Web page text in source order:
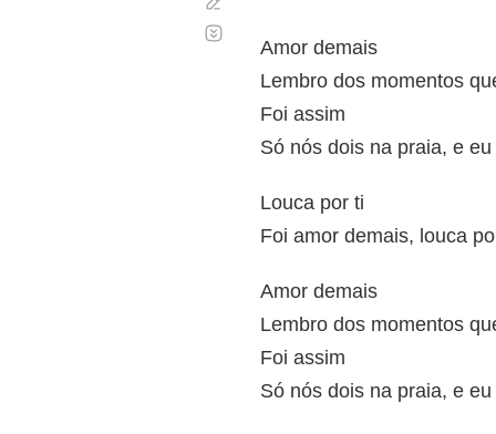
Amor demais
Lembro dos momentos
Foi assim
Só nós dois na praia, e
Louca por ti
Foi amor demais, louca
Amor demais
Lembro dos momentos
Foi assim
Só nós dois na praia, e
automático